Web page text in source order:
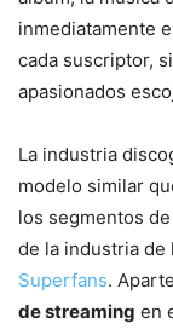
inmediatamente
cada suscriptor,
apasionados
La industria
modelo similar
los segmentos
de la industria de
Superfans.
de streaming en